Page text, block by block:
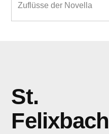
Zuflüsse der Novella
St.
Felixbach